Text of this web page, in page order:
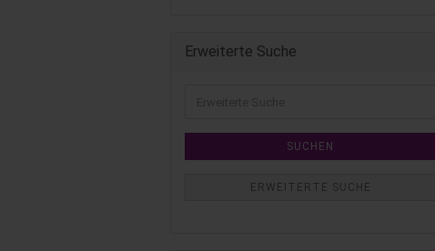
Erweiterte Suche
SUCHEN
ERWEITERTE SUCHE